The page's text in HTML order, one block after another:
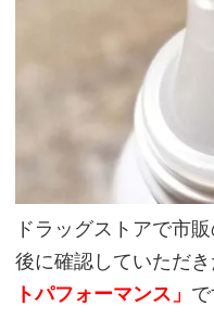
Q:
と
ス
カ
ドラッグストアで市
後に確認していただ
トパフォーマンス」 で